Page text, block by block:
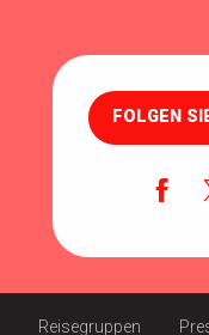
FOLGEN
Reisegruppen